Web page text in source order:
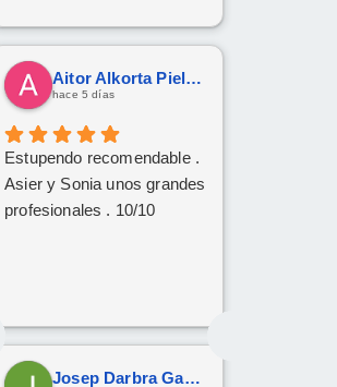
Formentor al mejor precio.
Ahora a esperar la entrega
que esperamos sea lo más
Aitor Alkorta Pielago
hace 5 días
Estupendo recomendable .
Asier y Sonia unos grandes
profesionales . 10/10
Josep Darbra Gaset